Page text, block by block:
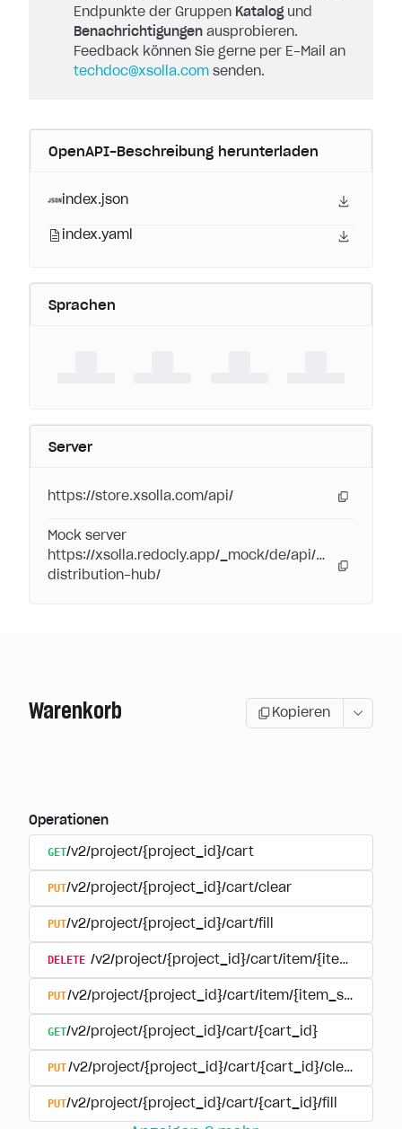
Endpunkte der Gruppen Katalog und
Benachrichtigungen ausprobieren.
Feedback können Sie gerne per E-Mail an
techdoc@xsolla.com senden.
OpenAPI-Beschreibung herunterladen
index.json
index.yaml
Sprachen
Server
https://store.xsolla.com/api/
Mock server
https://xsolla.redocly.app/_mock/de/api/digital-
distribution-hub/
Warenkorb Kopieren
Operationen
GET/v2/project/{project_id}/cart
PUT/v2/project/{project_id}/cart/clear
PUT/v2/project/{project_id}/cart/fill
DELETE /v2/project/{project_id}/cart/item/{item_sku}
PUT/v2/project/{project_id}/cart/item/{item_sku}
GET/v2/project/{project_id}/cart/{cart_id}
PUT/v2/project/{project_id}/cart/{cart_id}/clear
PUT/v2/project/{project_id}/cart/{cart_id}/fill